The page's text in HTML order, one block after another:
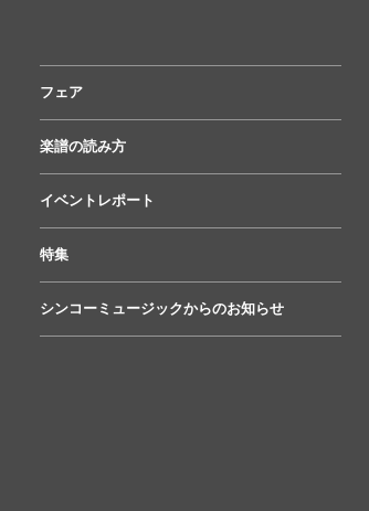
フェア
楽譜の読み方
イベントレポート
特集
シンコーミュージックからのお知らせ